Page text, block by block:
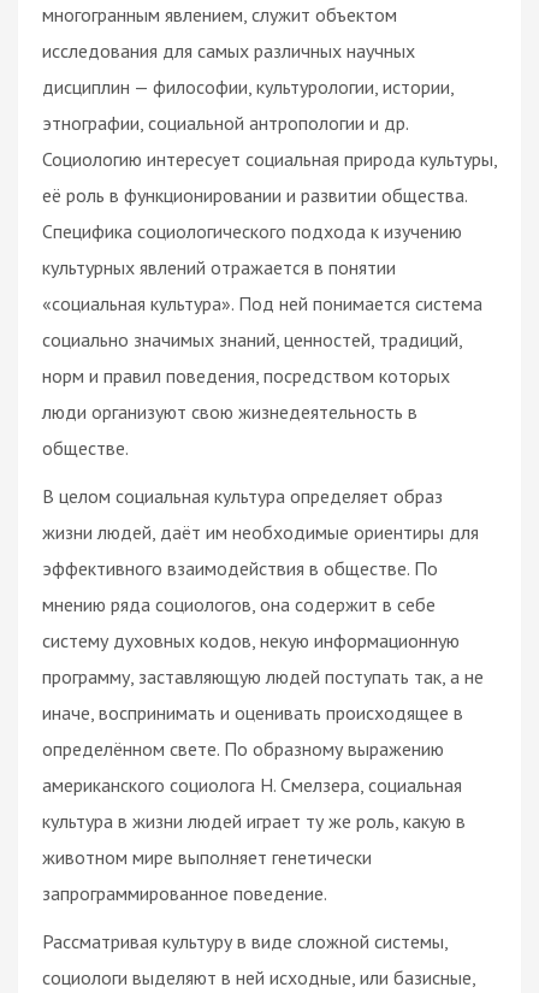
многогранным явлением, служит объектом
исследования для самых различных научных
дисциплин — философии, культурологии, истории,
этнографии, социальной антропологии и др.
Социологию интересует социальная природа культуры,
её роль в функционировании и развитии общества.
Специфика социологического подхода к изучению
культурных явлений отражается в понятии
«социальная культура». Под ней понимается система
социально значимых знаний, ценностей, традиций,
норм и правил поведения, посредством которых
люди организуют свою жизнедеятельность в
обществе.
В целом социальная культура определяет образ
жизни людей, даёт им необходимые ориентиры для
эффективного взаимодействия в обществе. По
мнению ряда социологов, она содержит в себе
систему духовных кодов, некую информационную
программу, заставляющую людей поступать так, а не
иначе, воспринимать и оценивать происходящее в
определённом свете. По образному выражению
американского социолога Н. Смелзера, социальная
культура в жизни людей играет ту же роль, какую в
животном мире выполняет генетически
запрограммированное поведение.
Рассматривая культуру в виде сложной системы,
социологи выделяют в ней исходные, или базисные,